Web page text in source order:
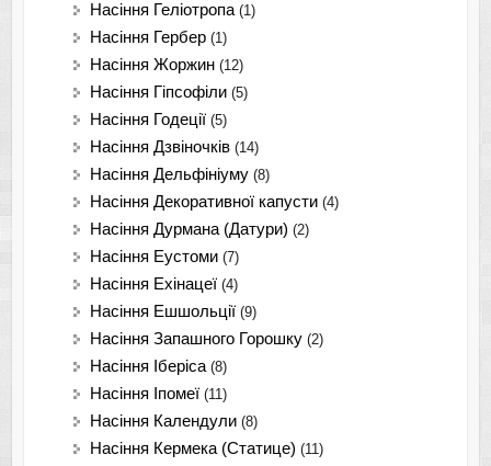
Насіння Геліотропа (1)
Насіння Гербер (1)
Насіння Жоржин (12)
Насіння Гіпсофіли (5)
Насіння Годеції (5)
Насіння Дзвіночків (14)
Насіння Дельфініуму (8)
Насіння Декоративної капусти (4)
Насіння Дурмана (Датури) (2)
Насіння Еустоми (7)
Насіння Ехінацеї (4)
Насіння Ешшольції (9)
Насіння Запашного Горошку (2)
Насіння Іберіса (8)
Насіння Іпомеї (11)
Насіння Календули (8)
Насіння Кермека (Статице) (11)